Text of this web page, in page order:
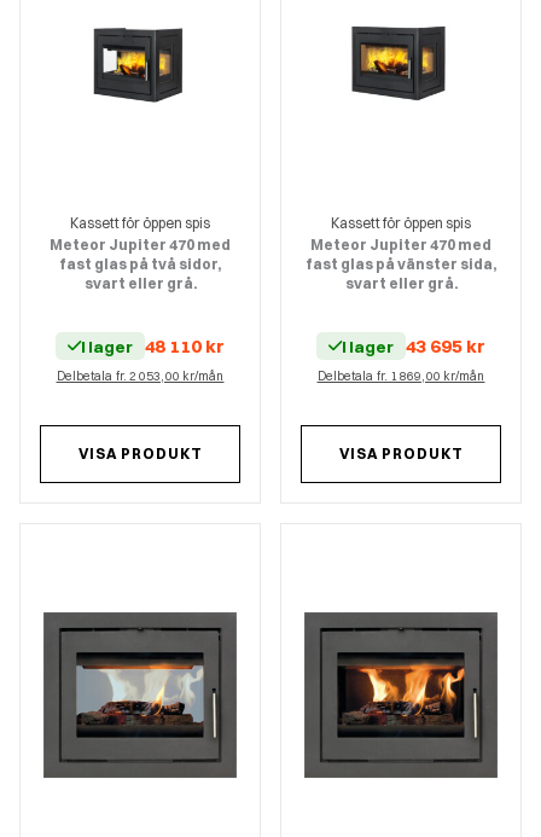
Kassett för öppen spis
Meteor Jupiter 470 med
fast glas på två sidor,
svart eller grå.
I lager 48 110 kr
Delbetala fr. 2 053,00 kr/mån
VISA PRODUKT
Kassett för öppen spis
Meteor Jupiter 470 med
fast glas på vänster sida,
svart eller grå.
I lager 43 695 kr
Delbetala fr. 1 869,00 kr/mån
VISA PRODUKT